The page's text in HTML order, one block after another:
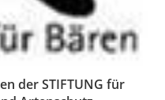
der STIFTUNG für